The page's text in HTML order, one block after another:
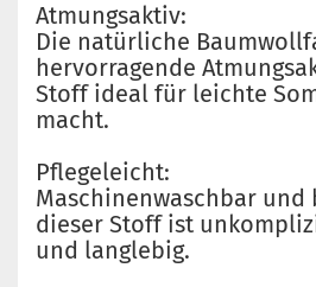
Atmungsaktiv:
Die natürliche
hervorragende
Stoff ideal für leichte
macht.
Pflegeleicht:
Maschinenwaschbar und
dieser Stoff ist
und langlebig.